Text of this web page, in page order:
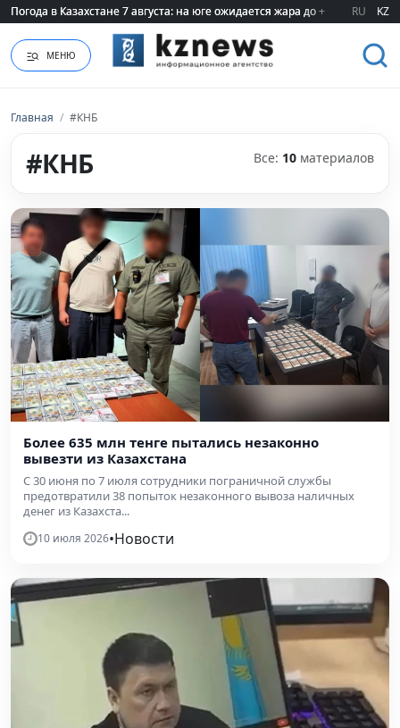
Владелец хозяйства, обвинивший пастуха, впервые выступил RU KZ
МЕНЮ
Главная / #КНБ
#КНБ Все: 10 материалов
Более 635 млн тенге пытались незаконно
вывезти из Казахстана
С 30 июня по 7 июля сотрудники пограничной службы
предотвратили 38 попыток незаконного вывоза наличных
денег из Казахста...
10 июля 2026•Новости